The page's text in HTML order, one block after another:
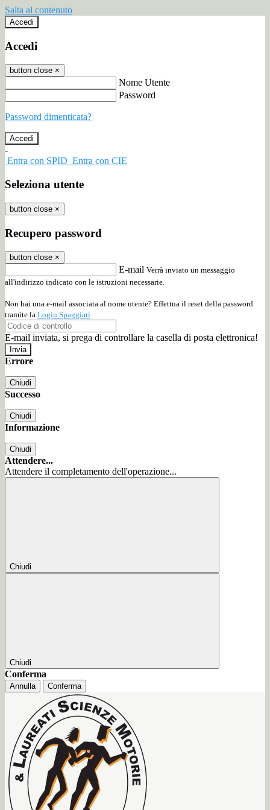
Salta al contenuto
Accedi
Accedi
button close ×
Nome Utente
Password
Password dimenticata?
-
Entra con SPID Entra con CIE
Seleziona utente
button close ×
Recupero password
button close ×
E-mail Verrà inviato un messaggio
all'indirizzo indicato con le istruzioni necessarie.
Non hai una e-mail associata al nome utente? Effettua il reset della password
tramite la Login Spaggiari
E-mail inviata, si prega di controllare la casella di posta elettronica!
Errore
Chiudi
Successo
Chiudi
Informazione
Chiudi
Attendere...
Attendere il completamento dell'operazione...
Chiudi
Chiudi
Conferma
Annulla Conferma